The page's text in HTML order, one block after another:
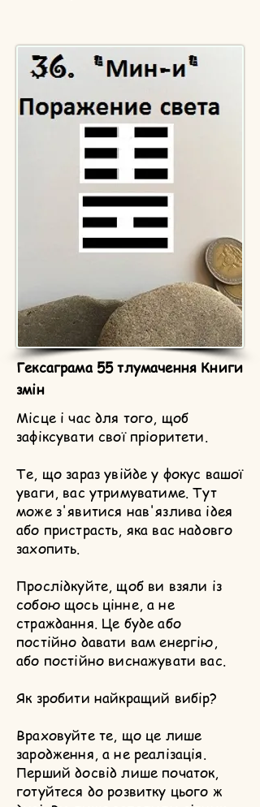
Гексаграма 55 тлумачення Книги
змін
Місце і час для того, щоб
зафіксувати свої пріоритети.
Те, що зараз увійде у фокус вашої
уваги, вас утримуватиме. Тут
може з'явитися нав'язлива ідея
або пристрасть, яка вас надовго
захопить.
Прослідкуйте, щоб ви взяли із
собою щось цінне, а не
страждання. Це буде або
постійно давати вам енергію,
або постійно виснажувати вас.
Як зробити найкращий вибір?
Враховуйте те, що це лише
зародження, а не реалізація.
Перший досвід лише початок,
готуйтеся до розвитку цього ж